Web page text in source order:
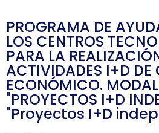
PROGRAMA DE
LOS CENTROS
PARA LA
ACTIVIDADES I+D DE
ECONÓMICO.
"PROYECTOS I+D
"Proyectos I+D